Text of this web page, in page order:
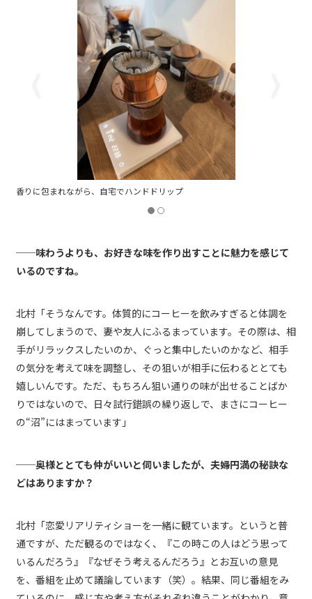
自宅で楽しむ本格的なカフェラテ
──味わうよりも、お好きな味を作り出すことに魅力を感じて
いるのですね。
北村「そうなんです。体質的にコーヒーを飲みすぎると体調を
崩してしまうので、妻や友人にふるまっています。その際は、相
手がリラックスしたいのか、ぐっと集中したいのかなど、相手
の気分を考えて味を調整し、その狙いが相手に伝わるととても
嬉しいんです。ただ、もちろん狙い通りの味が出せることばか
りではないので、日々試行錯誤の繰り返しで、まさにコーヒー
の“沼”にはまっています」
──奥様ととても仲がいいと伺いましたが、夫婦円満の秘訣な
どはありますか？
北村「恋愛リアリティショーを一緒に観ています。というと普
通ですが、ただ観るのではなく、『この時この人はどう思って
いるんだろう』『なぜそう考えるんだろう』とお互いの意見
を、番組を止めて議論しています（笑）。結果、同じ番組をみ